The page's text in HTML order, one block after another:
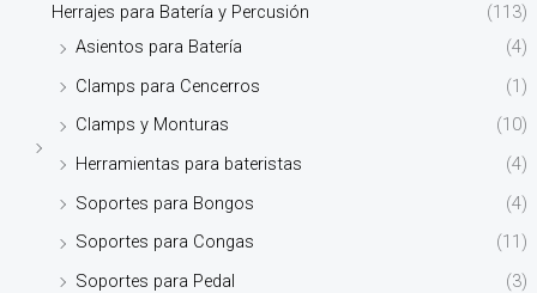
Herrajes para Batería y Percusión
(113)
Asientos para Batería
(4)
Clamps para Cencerros
(1)
Clamps y Monturas
(10)
Herramientas para bateristas
(4)
Soportes para Bongos
(4)
Soportes para Congas
(11)
Soportes para Pedal
(3)